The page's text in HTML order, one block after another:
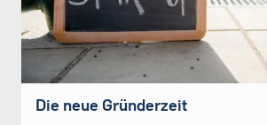
Die neue Gründerzeit